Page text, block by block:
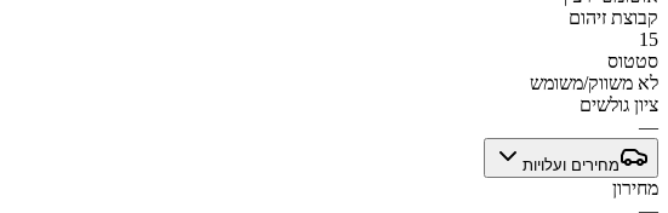
קבוצת זיהום
15
סטטוס
לא משווק/משומש
ציון גולשים
—
מחירים ועלויות
מחירון